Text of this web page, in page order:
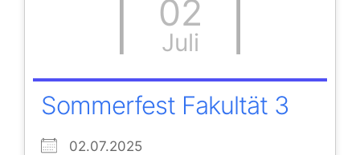
02
Juli
Sommerfest Fakultät 3
02.07.2025